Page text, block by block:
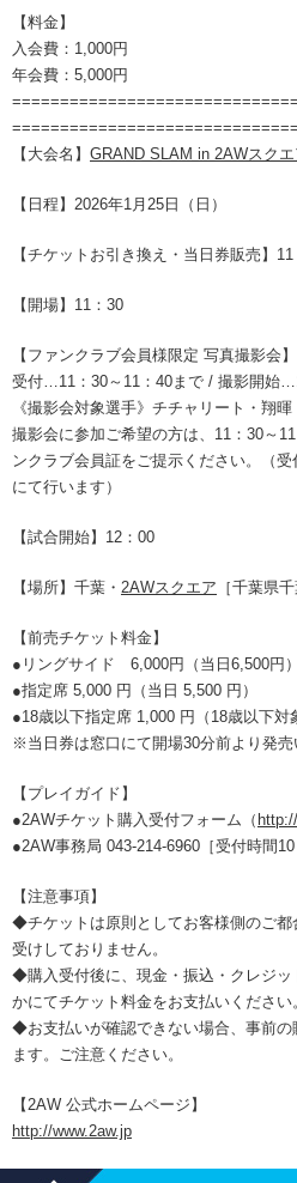
【料金】
入会費：1,000円
年会費：5,000円
【大会名】 GRAND SLAM in 2AWスクエ
【日程】2026年1月25日（日）
【チケットお引き換え・当日券販売】11
【開場】11：30
【ファンクラブ会員様限定 写真撮影会】
受付…11：30～11：40まで / 撮影開始
《撮影会対象選手》チチャリート・翔暉
撮影会に参加ご希望の方は、11：30～
ンクラブ会員証をご提示ください。（
にて行います）
【試合開始】12：00
【場所】千葉・ 2AWスクエア ［千葉県
【前売チケット料金】
●リングサイド 6,000円（当日6,500円）
●指定席 5,000 円（当日 5,500 円）
●18歳以下指定席 1,000 円（18歳以下対
※当日券は窓口にて開場30分前より発売
【プレイガイド】
●2AWチケット購入受付フォーム（
●2AW事務局 043-214-6960［受付時間10
【注意事項】
◆チケットは原則としてお客様側のご都
受けしておりません。
◆購入受付後に、現金・振込・クレジ
かにてチケット料金をお支払いください
◆お支払いが確認できない場合、事前の
ます。ご注意ください。
【2AW 公式ホームページ】
http://www.2aw.jp